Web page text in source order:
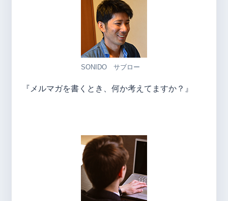
SONIDO サブロー
『メルマガを書くとき、何か考えてますか？』